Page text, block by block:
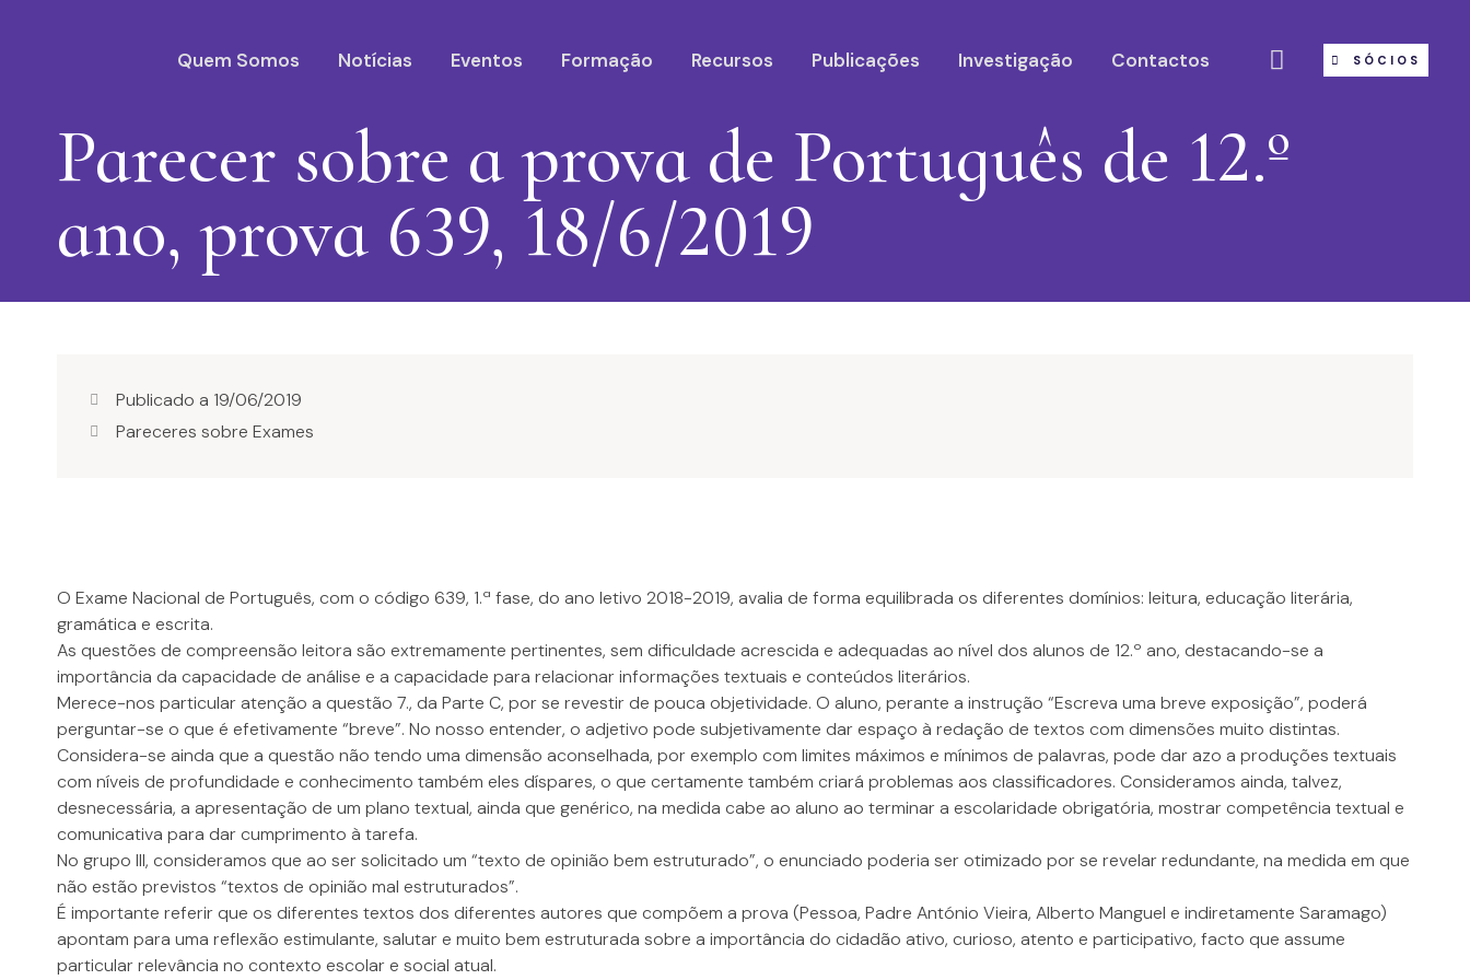
Quem Somos Notícias Eventos Formação Recursos Publicações Investigação Contactos SÓCIOS
Parecer sobre a prova de Português de 12.º
ano, prova 639, 18/6/2019
Publicado a 19/06/2019
Pareceres sobre Exames
O Exame Nacional de Português, com o código 639, 1.ª fase, do ano letivo 2018-2019, avalia de forma equilibrada os diferentes domínios: leitura, educação literária,
gramática e escrita.
As questões de compreensão leitora são extremamente pertinentes, sem dificuldade acrescida e adequadas ao nível dos alunos de 12.º ano, destacando-se a
importância da capacidade de análise e a capacidade para relacionar informações textuais e conteúdos literários.
Merece-nos particular atenção a questão 7., da Parte C, por se revestir de pouca objetividade. O aluno, perante a instrução “Escreva uma breve exposição”, poderá
perguntar-se o que é efetivamente “breve”. No nosso entender, o adjetivo pode subjetivamente dar espaço à redação de textos com dimensões muito distintas.
Considera-se ainda que a questão não tendo uma dimensão aconselhada, por exemplo com limites máximos e mínimos de palavras, pode dar azo a produções textuais
com níveis de profundidade e conhecimento também eles díspares, o que certamente também criará problemas aos classificadores. Consideramos ainda, talvez,
desnecessária, a apresentação de um plano textual, ainda que genérico, na medida cabe ao aluno ao terminar a escolaridade obrigatória, mostrar competência textual e
comunicativa para dar cumprimento à tarefa.
No grupo III, consideramos que ao ser solicitado um “texto de opinião bem estruturado”, o enunciado poderia ser otimizado por se revelar redundante, na medida em que
não estão previstos “textos de opinião mal estruturados”.
É importante referir que os diferentes textos dos diferentes autores que compõem a prova (Pessoa, Padre António Vieira, Alberto Manguel e indiretamente Saramago)
apontam para uma reflexão estimulante, salutar e muito bem estruturada sobre a importância do cidadão ativo, curioso, atento e participativo, facto que assume
particular relevância no contexto escolar e social atual.